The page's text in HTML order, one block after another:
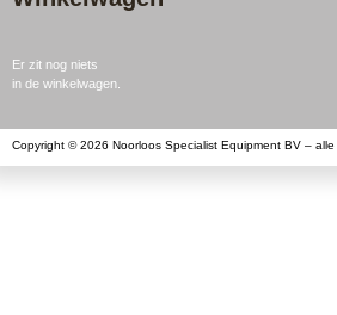
Er zit nog niets
in de winkelwagen.
Copyright © 2026 Noorloos Specialist Equipment BV –